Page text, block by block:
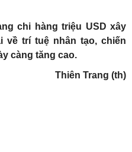
chi hàng triệu USD xây
về trí tuệ nhân tạo, chiến
càng tăng cao.
Thiên Trang (th)